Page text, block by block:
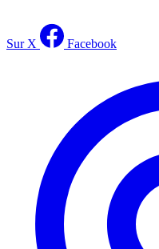
Sur X Facebook